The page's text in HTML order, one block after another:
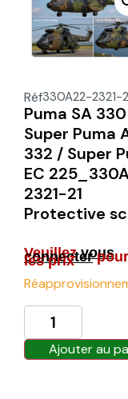
Réf330A22-2321-
Puma SA
Super Puma
332 / Super
EC
2321-21
Protective sc
Veuillezvous
connecter
les prix
Ajouter au